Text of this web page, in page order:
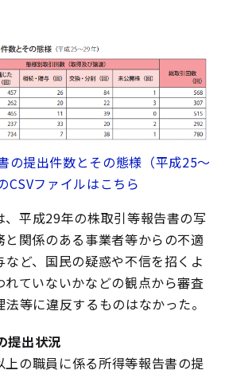
提出件数とその態様（平成25～
CSVファイルはこちら
、平成29年の株取引等報告書の写
と関係のある事業者等からの不適
ど、国民の疑惑や不信を招くよ
れていないかなどの観点から審査
等に違反するものはなかった。
提出状況
上の職員に係る所得等報告書の提